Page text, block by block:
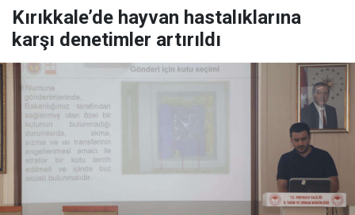
Kırıkkale’de hayvan hastalıklarına
karşı denetimler artırıldı